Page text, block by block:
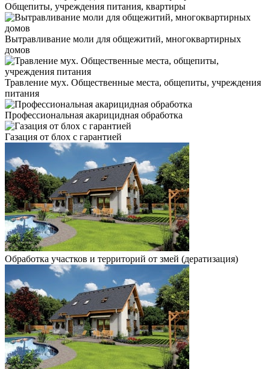
Общепиты, учреждения питания, квартиры
Вытравливание моли для общежитий, многоквартирных
домов
Травление мух. Общественные места, общепиты, учреждения
питания
Профессиональная акарицидная обработка
Газация от блох с гарантией
Обработка участков и территорий от змей (дератизация)